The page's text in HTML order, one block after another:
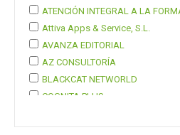
ATENCIÓN INTEGRAL A LA
Attiva Apps & Service, S.L.
AVANZA EDITORIAL
AZ CONSULTORÍA
BLACKCAT NETWORLD
COGNITA PLUS
Mostrar 37 más